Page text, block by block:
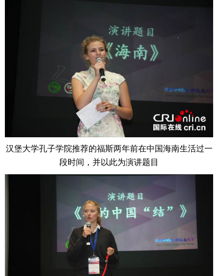
汉堡大学孔子学院推荐的福斯两年前在中国海南生活过一
段时间，并以此为演讲题目